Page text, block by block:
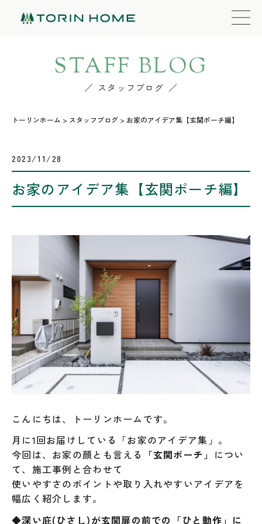
STAFF BLOG
スタッフブログ
トーリンホーム > スタッフブログ > お家のアイデア集【玄関ポーチ編】
2023/11/28
お家のアイデア集【玄関ポーチ編】
こんにちは、トーリンホームです。
月に1回お届けしている「お家のアイデア集」。
今回は、お家の顔とも言える
「玄関ポーチ」 につい
て、施工事例と合わせて
使いやすさのポイントや取り入れやすいアイデアを
幅広く紹介します。
◆深い庇(ひさし)が玄関扉の前での「ひと動作」に